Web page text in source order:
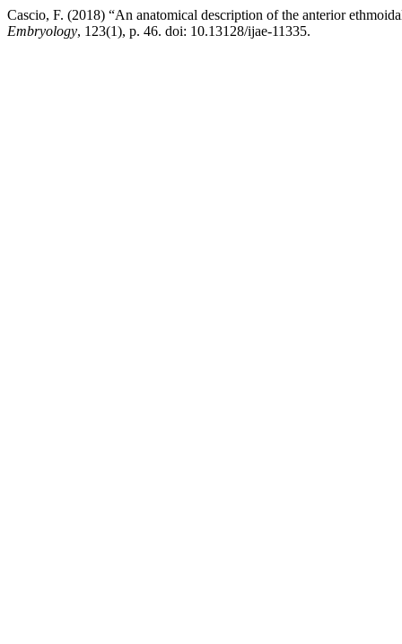
Cascio, F. (2018) “An anatomical description of the anterior
Embryology, 123(1), p. 46. doi: 10.13128/ijae-11335.